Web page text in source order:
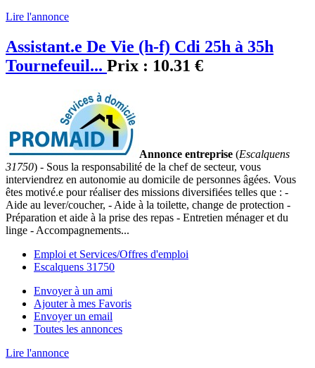
Lire l'annonce
Assistant.e De Vie (h-f) Cdi 25h à 35h
Tournefeuil... Prix : 10.31 €
Annonce entreprise (Escalquens
31750) - Sous la responsabilité de la chef de secteur, vous
interviendrez en autonomie au domicile de personnes âgées. Vous
êtes motivé.e pour réaliser des missions diversifiées telles que : -
Aide au lever/coucher, - Aide à la toilette, change de protection -
Préparation et aide à la prise des repas - Entretien ménager et du
linge - Accompagnements...
Emploi et Services/Offres d'emploi
Escalquens 31750
Envoyer à un ami
Ajouter à mes Favoris
Envoyer un email
Toutes les annonces
Lire l'annonce